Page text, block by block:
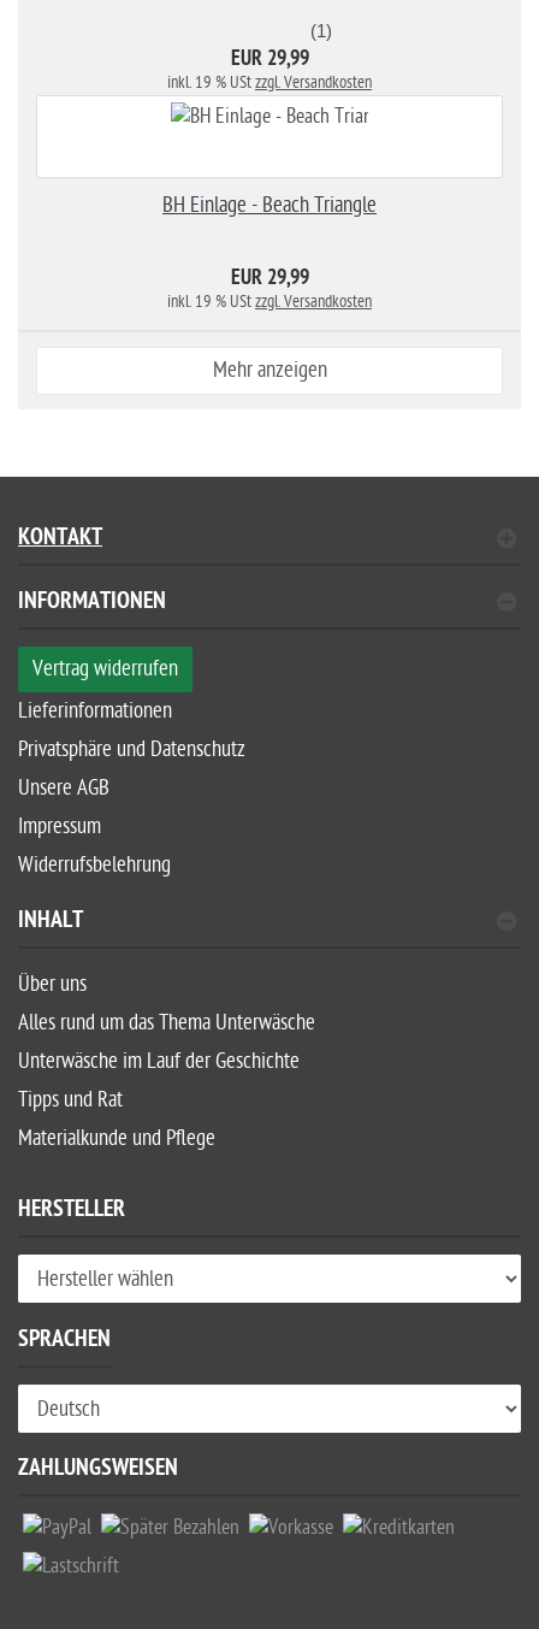
(1)
EUR 29,99
inkl. 19 % UStzzgl. Versandkosten
BH Einlage - Beach Triangle
EUR 29,99
inkl. 19 % UStzzgl. Versandkosten
Mehr anzeigen
KONTAKT
INFORMATIONEN
Vertrag widerrufen
Lieferinformationen
Privatsphäre und Datenschutz
Unsere AGB
Impressum
Widerrufsbelehrung
INHALT
Über uns
Alles rund um das Thema Unterwäsche
Unterwäsche im Lauf der Geschichte
Tipps und Rat
Materialkunde und Pflege
HERSTELLER
SPRACHEN
ZAHLUNGSWEISEN